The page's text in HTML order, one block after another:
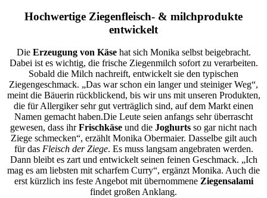
Hochwertige Ziegenfleisch- & milchprodukte
entwickelt
Die Erzeugung von Käsehat sich Monika selbst beigebracht.
Dabei ist es wichtig, die frische Ziegenmilch sofort zu verarbeiten.
Sobald die Milch nachreift, entwickelt sie den typischen
Ziegengeschmack. „Das war schon ein langer und steiniger Weg“,
meint die Bäuerin rückblickend, bis wir uns mit unseren Produkten,
die für Allergiker sehr gut verträglich sind, auf dem Markt einen
Namen gemacht haben.Die Leute seien anfangs sehr überrascht
gewesen, dass ihrFrischkäse und die Joghurts so gar nicht nach
Ziege schmecken“, erzählt Monika Obermaier. Dasselbe gilt auch
für das Fleisch der Ziege. Es muss langsam angebraten werden.
Dann bleibt es zart und entwickelt seinen feinen Geschmack. „Ich
mag es am liebsten mit scharfem Curry“, ergänzt Monika. Auch die
erst kürzlich ins feste Angebot mit übernommene Ziegensalami
findet großen Anklang.